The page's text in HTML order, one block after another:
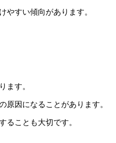
やすい傾向があります。
ます。
原因になることがあります。
ることも大切です。